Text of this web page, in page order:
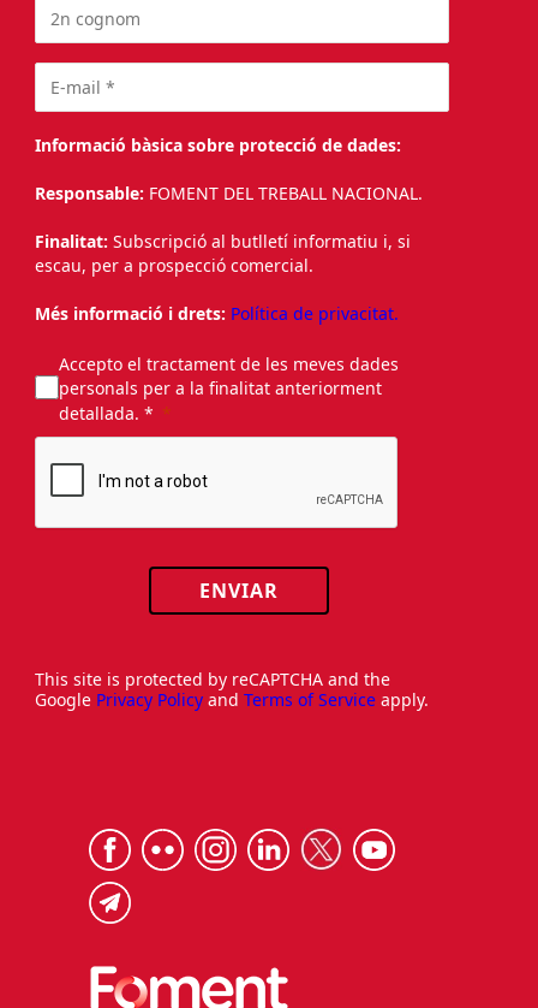
Informació bàsica sobre protecció de dades:
Responsable: FOMENT DEL TREBALL NACIONAL.
Finalitat: Subscripció al butlletí informatiu i, si
escau, per a prospecció comercial.
Més informació i drets: Política de privacitat.
Accepto el tractament de les meves dades
personals per a la finalitat anteriorment
detallada. *
ENVIAR
This site is protected by reCAPTCHA and the
Google Privacy Policy and Terms of Service apply.